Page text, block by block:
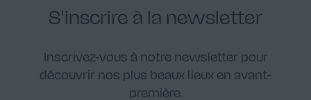
S'inscrire à la newsletter
Inscrivez-vous à notre newsletter pour
découvrir nos plus beaux lieux en avant-
première.